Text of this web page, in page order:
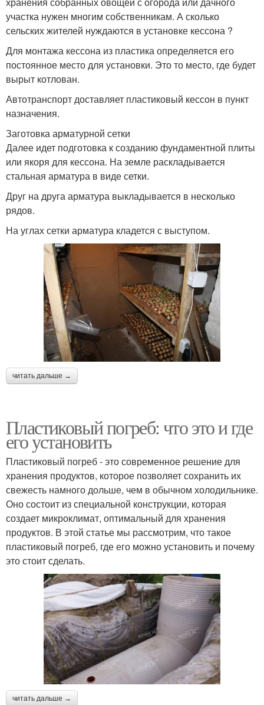
участка нужен многим собственникам. А сколько
сельских жителей нуждаются в установке кессона ?
Для монтажа кессона из пластика определяется его
постоянное место для установки. Это то место, где будет
вырыт котлован.
Автотранспорт доставляет пластиковый кессон в пункт
назначения.
Заготовка арматурной сетки
Далее идет подготовка к созданию фундаментной плиты
или якоря для кессона. На земле раскладывается
стальная арматура в виде сетки.
Друг на друга арматура выкладывается в несколько
рядов.
На углах сетки арматура кладется с выступом.
читать дальше →
Пластиковый погреб: что это и где
его установить
Пластиковый погреб - это современное решение для
хранения продуктов, которое позволяет сохранить их
свежесть намного дольше, чем в обычном холодильнике.
Оно состоит из специальной конструкции, которая
создает микроклимат, оптимальный для хранения
продуктов. В этой статье мы рассмотрим, что такое
пластиковый погреб, где его можно установить и почему
это стоит сделать.
читать дальше →